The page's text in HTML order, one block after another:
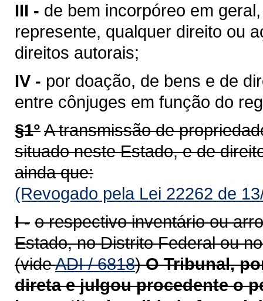
III - de bem incorpóreo em
represente, qualquer direito ou
direitos autorais;
IV - por doação, de bens e de
entre cônjuges em função do
§1°A transmissão de
situado neste Estado, e de
ainda que:
(Revogado pela Lei 22262 de
I - o respectivo inventário ou
Estado, no Distrito Federal ou
(videADI / 6818)O Tribunal,
direta e julgou procedente o